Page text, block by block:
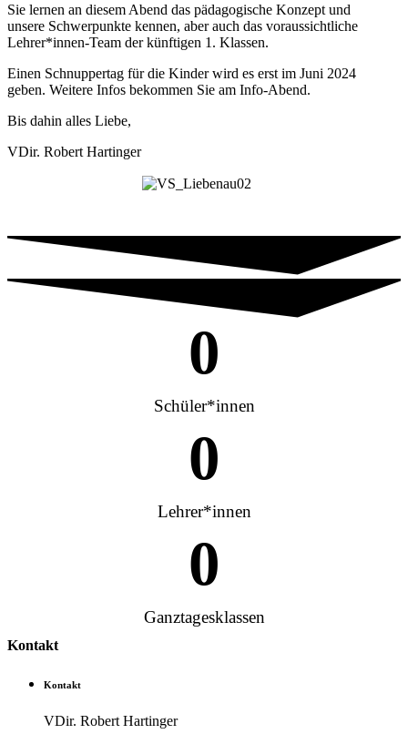
Sie lernen an diesem Abend das pädagogische Konzept und
unsere Schwerpunkte kennen, aber auch das voraussichtliche
Lehrer*innen-Team der künftigen 1. Klassen.
Einen Schnuppertag für die Kinder wird es erst im Juni 2024
geben. Weitere Infos bekommen Sie am Info-Abend.
Bis dahin alles Liebe,
VDir. Robert Hartinger
0
Schüler*innen
0
Lehrer*innen
0
Ganztagesklassen
Kontakt
Kontakt
VDir. Robert Hartinger